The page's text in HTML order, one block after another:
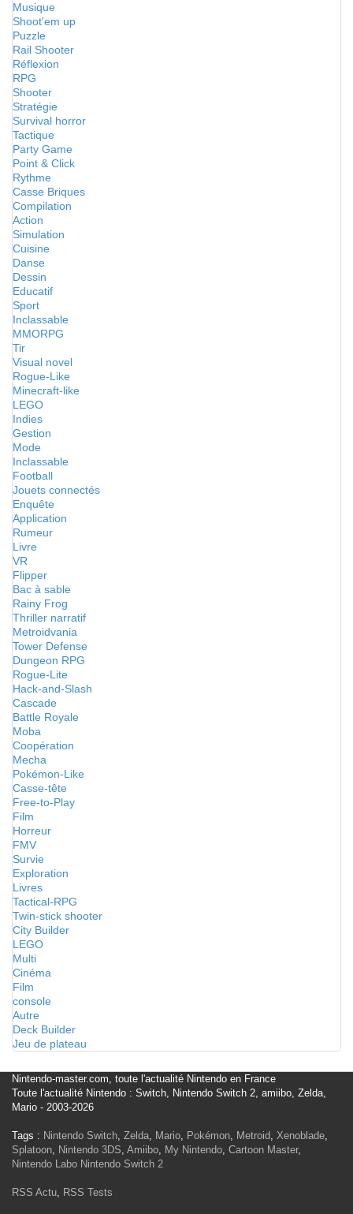
Musique
Shoot'em up
Puzzle
Rail Shooter
Réflexion
RPG
Shooter
Stratégie
Survival horror
Tactique
Party Game
Point & Click
Rythme
Casse Briques
Compilation
Action
Simulation
Cuisine
Danse
Dessin
Educatif
Sport
Inclassable
MMORPG
Tir
Visual novel
Rogue-Like
Minecraft-like
LEGO
Indies
Gestion
Mode
Inclassable
Football
Jouets connectés
Enquête
Application
Rumeur
Livre
VR
Flipper
Bac à sable
Rainy Frog
Thriller narratif
Metroidvania
Tower Defense
Dungeon RPG
Rogue-Lite
Hack-and-Slash
Cascade
Battle Royale
Moba
Coopération
Mecha
Pokémon-Like
Casse-tête
Free-to-Play
Film
Horreur
FMV
Survie
Exploration
Livres
Tactical-RPG
Twin-stick shooter
City Builder
LEGO
Multi
Cinéma
Film
console
Autre
Deck Builder
Jeu de plateau
Nintendo-master.com, toute l'actualité Nintendo en France
Toute l'actualité Nintendo : Switch, Nintendo Switch 2, amiibo, Zelda,
Mario - 2003-2026
Tags : Nintendo Switch, Zelda, Mario, Pokémon, Metroid, Xenoblade,
Splatoon, Nintendo 3DS, Amiibo, My Nintendo, Cartoon Master,
Nintendo Labo Nintendo Switch 2
RSS Actu, RSS Tests